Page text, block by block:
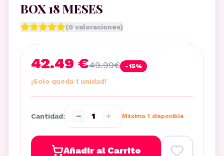
BOX 18 MESES
(0 valoraciones)
42.49 €49.99€ -15%
¡Solo queda 1 unidad!
Cantidad: − 1 + Máximo 1 disponible
Añadir al Carrito